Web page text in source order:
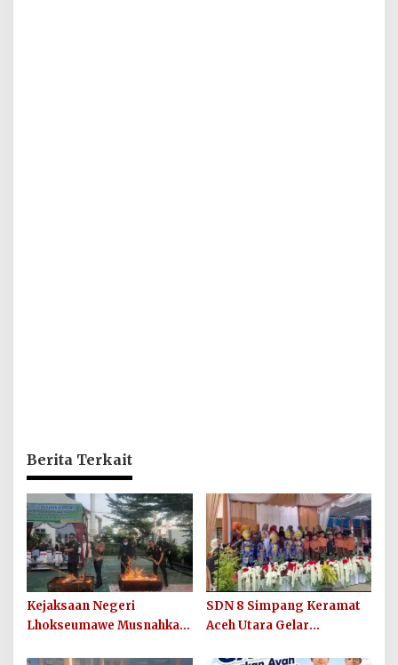
Berita Terkait
Kejaksaan Negeri
Lhokseumawe Musnahkan
SDN 8 Simpang Keramat
Aceh Utara Gelar